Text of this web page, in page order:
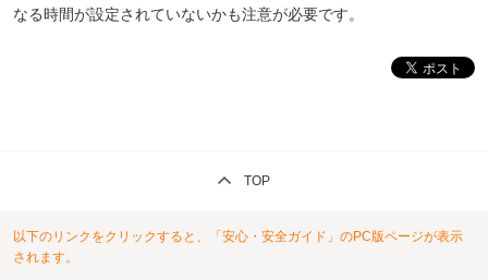
なる時間が設定されていないかも注意が必要です。
TOP
以下のリンクをクリックすると、「安心・安全ガイド」のPC版ページが表示
されます。